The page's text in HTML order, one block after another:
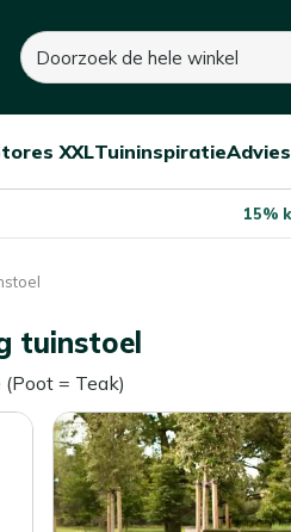
Zoeken
sluit
XXL
Open/sluit
TuininspiratieAdvies
15%
tuinstoel
= Teak)